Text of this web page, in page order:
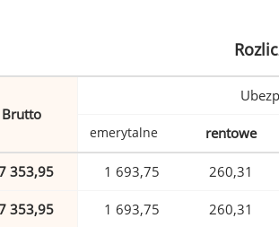
Brutto
emerytalne rentowe
353,95 1 693,75 260,31
353,95 1 693,75 260,31